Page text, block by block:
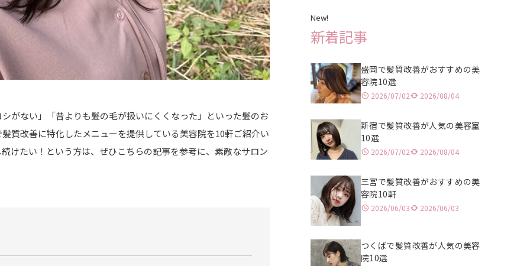
がない」「昔よりも髪の毛が扱いにくくなった」といった髪のお
質改善に特化したメニューを提供している美容院を10軒ご紹介い
けたい！という方は、ぜひこちらの記事を参考に、素敵なサロン
赤羽
浦和
津田沼
高田馬場
立川
池袋
二子玉川
表参道
吉祥寺
名古屋
大阪
広島
長崎
北九州
大分
熊本
鹿児島
New!
新着記事
盛岡で髪質改善がおすすめの美
容院10選
2026/07/02 2026/08/04
新宿で髪質改善が人気の美容室
10選
2026/07/02 2026/08/04
三宮で髪質改善がおすすめの美
容院10軒
2026/06/03 2026/06/03
つくばで髪質改善が人気の美容
院10選